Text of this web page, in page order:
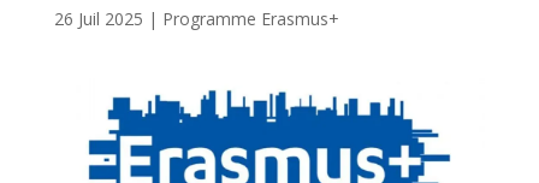
26 Juil 2025 | Programme Erasmus+